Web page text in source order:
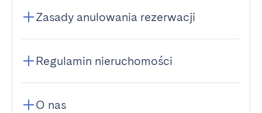
Zasady anulowania rezerwacji
Regulamin nieruchomości
O nas